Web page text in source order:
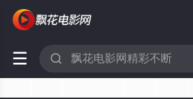
 